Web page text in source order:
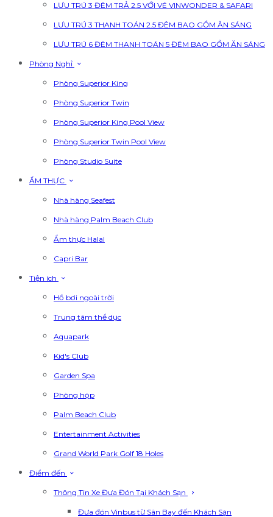
LƯU TRÚ 3 ĐÊM TRẢ 2.5 VỚI VÉ VINWONDER & SAFARI
LƯU TRÚ 3 THANH TOÁN 2.5 ĐÊM BAO GỒM ĂN SÁNG
LƯU TRÚ 6 ĐÊM THANH TOÁN 5 ĐÊM BAO GỒM ĂN SÁNG
Phòng Nghỉ
Phòng Superior King
Phòng Superior Twin
Phòng Superior King Pool View
Phòng Superior Twin Pool View
Phòng Studio Suite
ẨM THỰC
Nhà hàng Seafest
Nhà hàng Palm Beach Club
Ẩm thực Halal
Capri Bar
Tiện ích
Hồ bơi ngoài trời
Trung tâm thể dục
Aquapark
Kid's Club
Garden Spa
Phòng họp
Palm Beach Club
Entertainment Activities
Grand World Park Golf 18 Holes
Điểm đến
Thông Tin Xe Đưa Đón Tại Khách Sạn
Đưa đón Vinbus từ Sân Bay đến Khách Sạn